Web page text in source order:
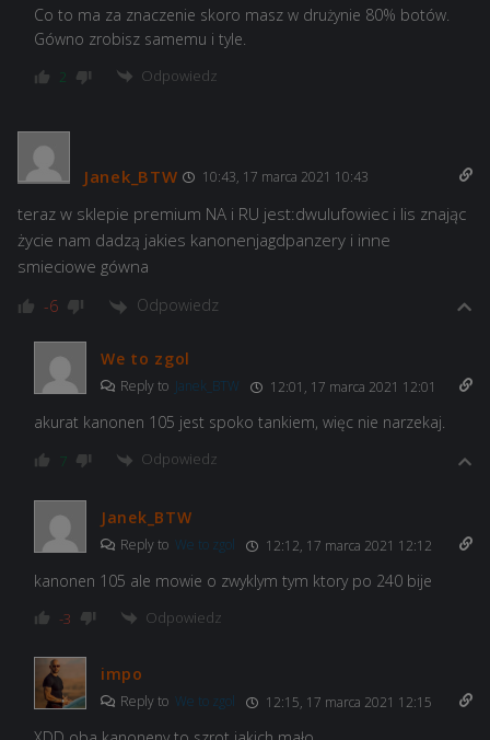
Co to ma za znaczenie skoro masz w drużynie 80% botów.
Gówno zrobisz samemu i tyle.
2 Odpowiedz
Janek_BTW 10:43, 17 marca 2021 10:43
teraz w sklepie premium NA i RU jest:dwulufowiec i lis znając
życie nam dadzą jakies kanonenjagdpanzery i inne
smieciowe gówna
-6 Odpowiedz
We to zgol
Reply to Janek_BTW 12:01, 17 marca 2021 12:01
akurat kanonen 105 jest spoko tankiem, więc nie narzekaj.
7 Odpowiedz
Janek_BTW
Reply to We to zgol 12:12, 17 marca 2021 12:12
kanonen 105 ale mowie o zwyklym tym ktory po 240 bije
-3 Odpowiedz
impo
Reply to We to zgol 12:15, 17 marca 2021 12:15